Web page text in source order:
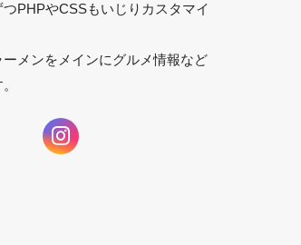
つPHPやCSSもいじりカスタマイ
メンをメインにグルメ情報など